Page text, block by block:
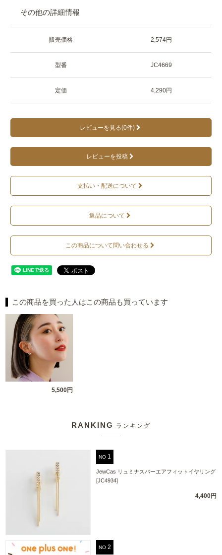
その他の詳細情報
販売価格 2,574円
型番 JC4669
定価 4,290円
レビューを見る(0件)
レビューを投稿
支払い・配送について
返品について
この商品について問い合わせる
この商品を買った人はこの商品も買っています
5,500円
RANKING ランキング
NO
JewCas リュミナスバーエアフィットイヤリング
[JC4934]
4,400円
NO